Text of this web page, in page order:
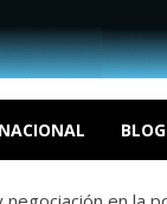
BLOG
costo
Por Dayana
apagones y
EN LAS
en la